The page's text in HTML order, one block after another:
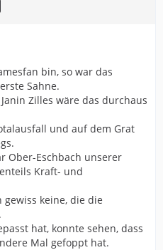
bin, so war das
Sahne.
Zilles wäre das durchaus
und auf dem Grat
Ober-Eschbach unserer
Kraft- und
keine, die die
hat, konnte sehen, dass
Mal gefoppt hat.